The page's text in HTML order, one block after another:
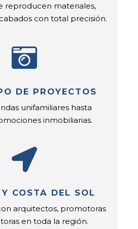
reproducen materiales,
con total precisión.
DE PROYECTOS
unifamiliares hasta
inmobiliarias.
COSTA DEL SOL
arquitectos, promotoras
en toda la región.